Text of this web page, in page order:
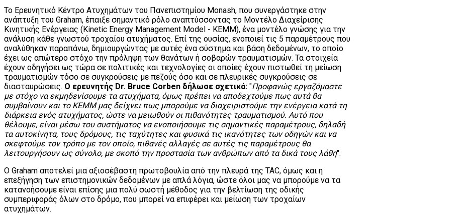
Το Ερευνητικό Κέντρο Ατυχημάτων του Πανεπιστημίου Monash, που συνεργάστηκε στην
ανάπτυξη του Graham, έπαιξε σημαντικό ρόλο αναπτύσσοντας το Μοντέλο Διαχείρισης
Κινητικής Ενέργειας (Kinetic Energy Management Model - KEMM), ένα μοντέλο γνώσης για την
ανάλυση κάθε γνωστού τροχαίου ατυχήματος. Επί της ουσίας, ενοποιεί τις 5 παραμέτρους που
αναλύθηκαν παραπάνω, δημιουργώντας με αυτές ένα σύστημα και βάση δεδομένων, το οποίο
έχει ως απώτερο στόχο την πρόληψη των θανάτων ή σοβαρών τραυματισμών. Τα στοιχεία
έχουν οδηγήσει ως τώρα σε πολιτικές και τεχνολογίες οι οποίες έχουν πιστωθεί τη μείωση
τραυματισμών τόσο σε συγκρούσεις με πεζούς όσο και σε πλευρικές συγκρούσεις σε
διασταυρώσεις. Ο ερευνητής Dr. Bruce Corben δήλωσε σχετικά: "Προφανώς εργαζόμαστε
με στόχο να εκμηδενίσουμε τα ατυχήματα, όμως πρέπει να αποδεχτούμε πως αυτά θα
συμβαίνουν και το KEMM μας δείχνει πως μπορούμε να διαχειριστούμε την ενέργεια κατά τη
διάρκεια ενός ατυχήματος, ώστε να μειωθούν οι πιθανότητες τραυματισμού. Αυτό που
θέλουμε, είναι μέσω του συστήματος να ενοποιήσουμε τις σημαντικές παραμέτρους, δηλαδή
τα αυτοκίνητα, τους δρόμους, τις ταχύτητες και φυσικά τις ικανότητες των οδηγών και να
σκεφτούμε τον τρόπο με τον οποίο, πιθανές αλλαγές σε αυτές τις παραμέτρους θα
λειτουργήσουν ως σύνολο, με σκοπό την προστασία των ανθρώπων από τα δικά τους λάθη".
Ο Graham αποτελεί μια αξιοσέβαστη πρωτοβουλία από την πλευρά της TAC, όμως και η
επεξήγηση των επιστημονικών δεδομένων με απλά λόγια, ώστε όλοι μας να μπορούμε να τα
κατανοήσουμε είναι επίσης μια πολύ σωστή μέθοδος για την βελτίωση της οδικής
συμπεριφοράς όλων στο δρόμο, που μπορεί να επιφέρει και μείωση των τροχαίων
ατυχημάτων.